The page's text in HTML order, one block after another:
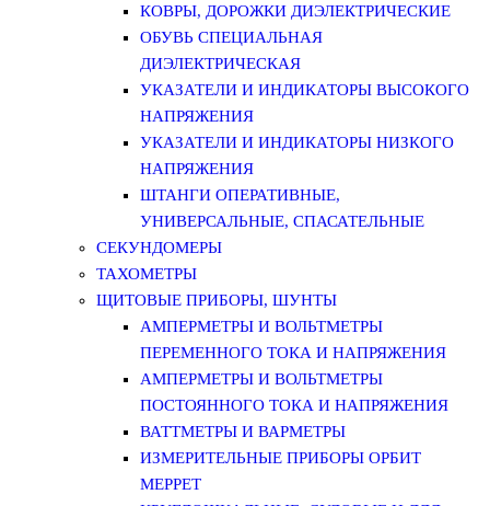
КОВРЫ, ДОРОЖКИ ДИЭЛЕКТРИЧЕСКИЕ
ОБУВЬ СПЕЦИАЛЬНАЯ
ДИЭЛЕКТРИЧЕСКАЯ
УКАЗАТЕЛИ И ИНДИКАТОРЫ ВЫСОКОГО
НАПРЯЖЕНИЯ
УКАЗАТЕЛИ И ИНДИКАТОРЫ НИЗКОГО
НАПРЯЖЕНИЯ
ШТАНГИ ОПЕРАТИВНЫЕ,
УНИВЕРСАЛЬНЫЕ, СПАСАТЕЛЬНЫЕ
СЕКУНДОМЕРЫ
ТАХОМЕТРЫ
ЩИТОВЫЕ ПРИБОРЫ, ШУНТЫ
АМПЕРМЕТРЫ И ВОЛЬТМЕТРЫ
ПЕРЕМЕННОГО ТОКА И НАПРЯЖЕНИЯ
АМПЕРМЕТРЫ И ВОЛЬТМЕТРЫ
ПОСТОЯННОГО ТОКА И НАПРЯЖЕНИЯ
ВАТТМЕТРЫ И ВАРМЕТРЫ
ИЗМЕРИТЕЛЬНЫЕ ПРИБОРЫ ОРБИТ
МЕРРЕТ